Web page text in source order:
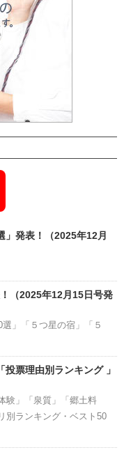
Channel
」発表！（2025年12月
（2025年12月15日号発
」「５つ星の宿」「５
票理由別ランキング 」
験」「泉質」「郷土料
別ランキング・ベスト50